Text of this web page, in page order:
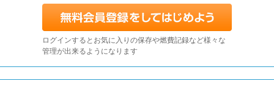
ログインするとお気に入りの保存や燃費記録など様々な
管理が出来るようになります